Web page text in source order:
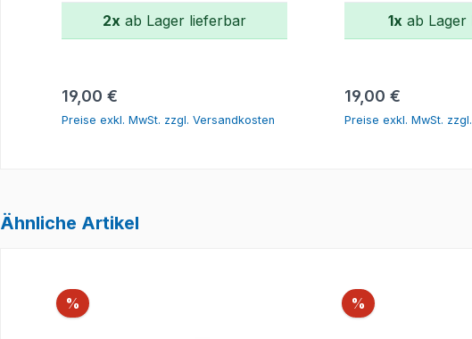
2x ab Lager lieferbar
Regulärer Preis:
19,00 €
Preise exkl. MwSt. zzgl. Versandkosten
1x ab
Regulärer Preis:
19,00 €
Preise exkl. MwSt.
Ähnliche Artikel
% Rabatt % Rabatt